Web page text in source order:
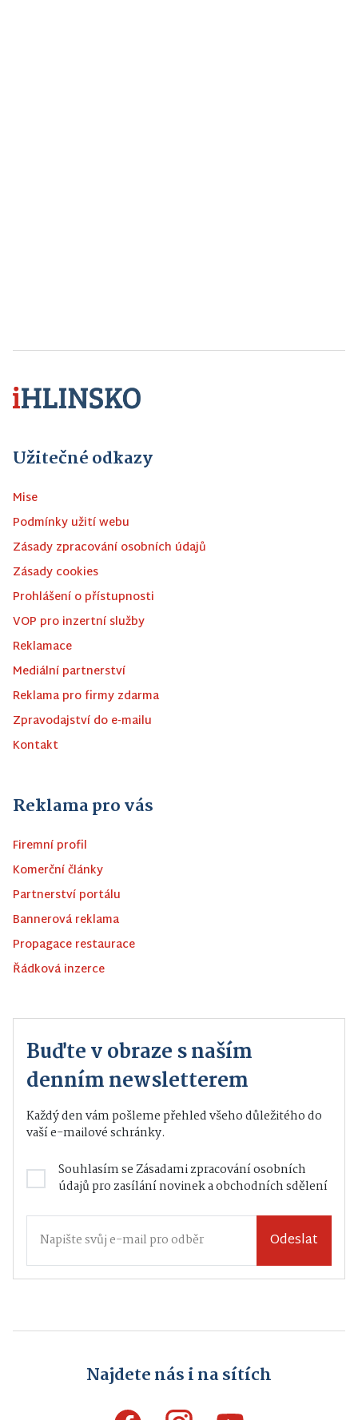
Užitečné odkazy
Mise
Podmínky užití webu
Zásady zpracování osobních údajů
Zásady cookies
Prohlášení o přístupnosti
VOP pro inzertní služby
Reklamace
Mediální partnerství
Reklama pro firmy zdarma
Zpravodajství do e-mailu
Kontakt
Reklama pro vás
Firemní profil
Komerční články
Partnerství portálu
Bannerová reklama
Propagace restaurace
Řádková inzerce
Buďte v obraze s naším
denním newsletterem
Každý den vám pošleme přehled všeho důležitého do
vaší e-mailové schránky.
Souhlasím seZásadami zpracování osobních
údajůpro zasílání novinek a obchodních sdělení
Odeslat
Najdete nás i na sítích